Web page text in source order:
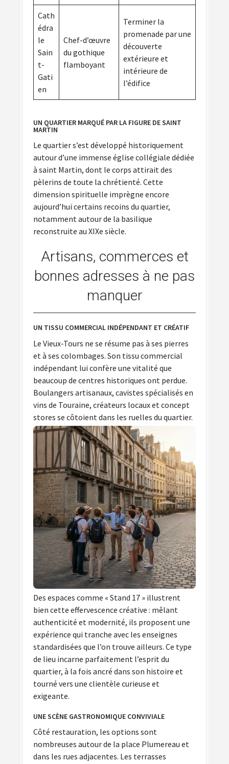
Cath
édra
le
Sain
t-
Gati
en
Chef-d’œuvre
du gothique
flamboyant
Terminer la
promenade par une
découverte
extérieure et
intérieure de
l’édifice
UN QUARTIER MARQUÉ PAR LA FIGURE DE SAINT
MARTIN
Le quartier s’est développé historiquement
autour d’une immense église collégiale dédiée
à saint Martin, dont le corps attirait des
pèlerins de toute la chrétienté. Cette
dimension spirituelle imprègne encore
aujourd’hui certains recoins du quartier,
notamment autour de la basilique
reconstruite au XIXe siècle.
Artisans, commerces et
bonnes adresses à ne pas
manquer
UN TISSU COMMERCIAL INDÉPENDANT ET CRÉATIF
Le Vieux-Tours ne se résume pas à ses pierres
et à ses colombages. Son tissu commercial
indépendant lui confère une vitalité que
beaucoup de centres historiques ont perdue.
Boulangers artisanaux, cavistes spécialisés en
vins de Touraine, créateurs locaux et concept
stores se côtoient dans les ruelles du quartier.
Des espaces comme « Stand 17 » illustrent
bien cette effervescence créative : mêlant
authenticité et modernité, ils proposent une
expérience qui tranche avec les enseignes
standardisées que l’on trouve ailleurs. Ce type
de lieu incarne parfaitement l’esprit du
quartier, à la fois ancré dans son histoire et
tourné vers une clientèle curieuse et
exigeante.
UNE SCÈNE GASTRONOMIQUE CONVIVIALE
Côté restauration, les options sont
nombreuses autour de la place Plumereau et
dans les rues adjacentes. Les terrasses